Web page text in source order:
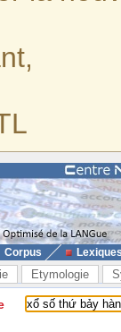
Corpus
Etymologie